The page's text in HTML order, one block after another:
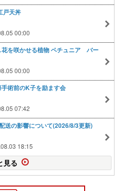
戸天丼
00:00
花を咲かせる植物 ペチュニア バー
00:00
術前のK子を励ます会
07:42
送の影響について(2026/8/3更新)
18:15
見る